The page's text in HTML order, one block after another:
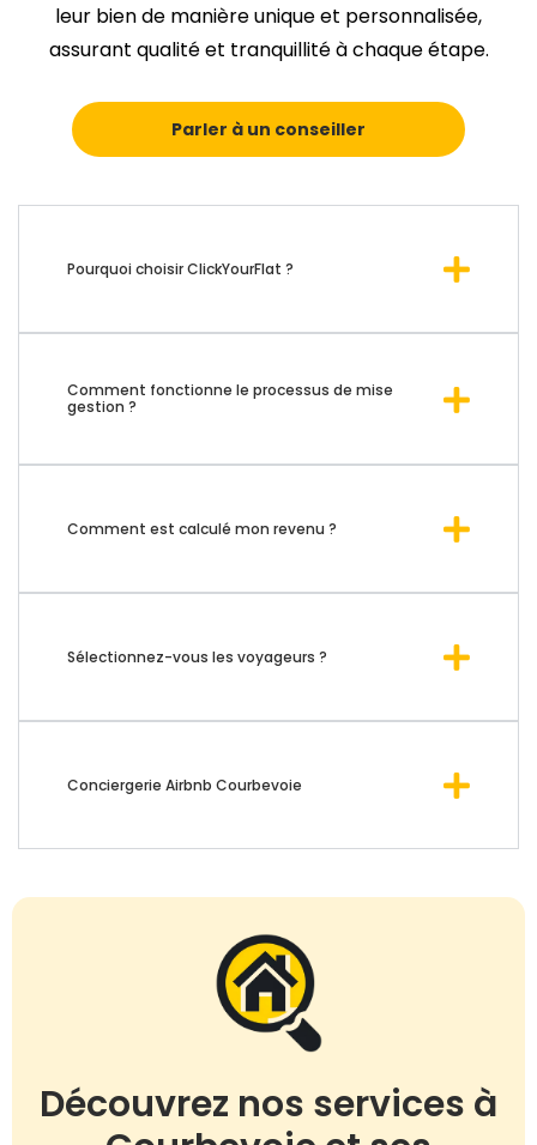
leur bien de manière unique et personnalisée,
assurant qualité et tranquillité à chaque étape.
Parler à un conseiller
Pourquoi choisir ClickYourFlat ?
Comment fonctionne le processus de mise
gestion ?
Comment est calculé mon revenu ?
Sélectionnez-vous les voyageurs ?
Conciergerie Airbnb Courbevoie
Découvrez nos services à